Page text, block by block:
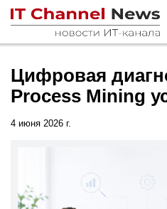
Цифровая
Process Mining
4 июня 2026 г.